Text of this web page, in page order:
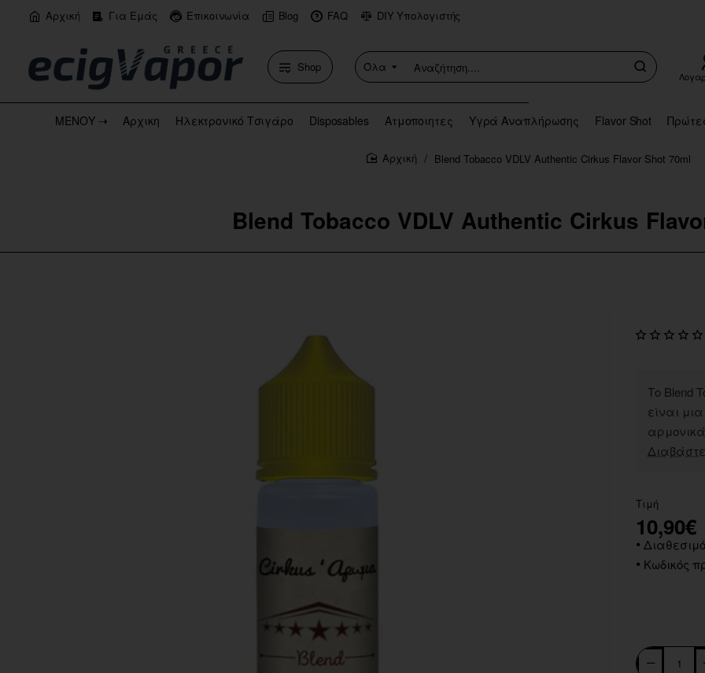
Αρχική Για Εμάς Επικοινωνία Blog FAQ DIY Υπολογιστής
Shop Όλα
Αναζήτηση....
ΜΕΝΟΥ ⇢ Αρχικη Ηλεκτρονικό Τσιγάρο Disposables Ατμοποιητες Υγρά Αναπλήρωσης Flavor Shot
Blend Tobacco VDLV Authentic Cirkus
home
Blend Tobacco VDLV Authentic Cirkus Flavor Shot 70ml
Το Blend
είναι
Τιμή
10,90€
Κωδικός